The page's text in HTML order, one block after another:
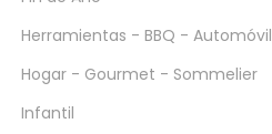
Herramientas - BBQ - Automóvil
Hogar - Gourmet - Sommelier
Infantil